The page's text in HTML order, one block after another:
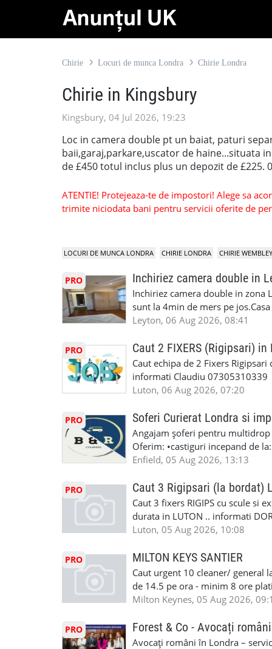
Chirie Locuri de munca Londra Chirie Londra
Chirie in Kingsbury
Kingsbury, 04 Jul 2026, 19:23
Loc in camera double pt un baiat, paturi
baii,garaj,parkare,uscator de haine...situata
de £450 totul inclus plus un depozit de £225.
ATENTIE! Protejeaza-te de impostori! Alege sa
trimite niciodata bani pentru servicii oferite de
LOCURI DE MUNCA LONDRA CHIRIE LONDRA CHIRIE WEMBLEY
PRO Inchiriez camera double in
Inchiriez camera double in zona
sunt la 4min de mers pe
incluse.Cautam o persoana sau
seriozitate.Multumesc anticipat.
Leyton, 06 Aug 2026, 08:41
PRO Caut 2 FIXERS (Rigipsari) in
Caut echipa de 2 Fixers
informati Claudiu 07305310339
Luton, 06 Aug 2026, 07:20
PRO Soferi Curierat Londra si
Angajam șoferi pentru
Oferim: •castiguri incepand de
pentru cei platitori de VAT si
status obligatoriu •varsta
compania aplica pentru
•oferim: - training platit (3 zile-
nedeterminata. -full time/ part-
masinii). Acceptam cu permis
Enfield - Weybridge - Romford -
programari la interviu apelati
Enfield, 05 Aug 2026, 13:13
PRO Caut 3 Rigipsari (la bordat)
Caut 3 fixers RIGIPS cu scule si
durata in LUTON .. informati
Luton, 05 Aug 2026, 10:08
PRO MILTON KEYS SANTIER
Caut urgent 10 cleaner/ general
de 14.5 pe ora - minim 8 ore
la Amazon. Munca este usoara,
SAPTAMANALA Contact: +44
interesati
Milton Keynes, 05 Aug 2026,
PRO Forest & Co - Avocați
Avocați români în Londra –